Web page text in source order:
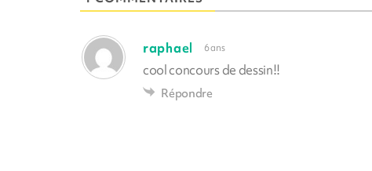
raphael 6 ans
cool concours de dessin!!
Répondre